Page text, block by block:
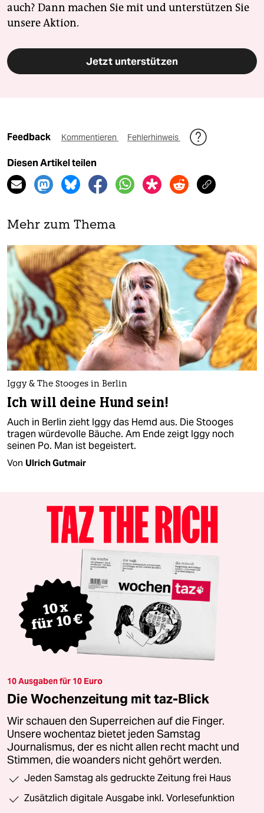
auch? Dann machen Sie mit und unterstützen Sie
unsere Aktion.
Jetzt unterstützen
Feedback Kommentieren Fehlerhinweis
Diesen Artikel teilen
Mehr zum Thema
Iggy & The Stooges in Berlin
Ich will deine Hund sein!
Auch in Berlin zieht Iggy das Hemd aus. Die Stooges
tragen würdevolle Bäuche. Am Ende zeigt Iggy noch
seinen Po. Man ist begeistert.
Von Ulrich Gutmair
10 Ausgaben für 10 Euro
Die Wochenzeitung mit taz-Blick
Wir schauen den Superreichen auf die Finger.
Unsere wochentaz bietet jeden Samstag
Journalismus, der es nicht allen recht macht und
Stimmen, die woanders nicht gehört werden.
Jeden Samstag als gedruckte Zeitung frei Haus
Zusätzlich digitale Ausgabe inkl. Vorlesefunktion